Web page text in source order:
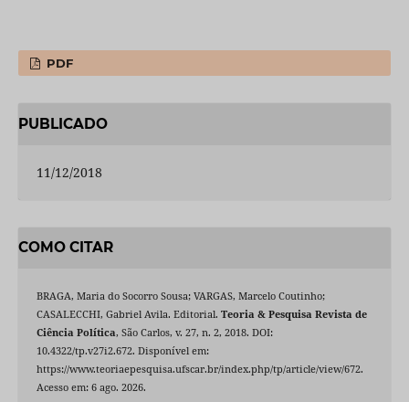
PDF
PUBLICADO
11/12/2018
COMO CITAR
BRAGA, Maria do Socorro Sousa; VARGAS, Marcelo Coutinho;
CASALECCHI, Gabriel Avila. Editorial. Teoria & Pesquisa Revista de
Ciência Política, São Carlos, v. 27, n. 2, 2018. DOI:
10.4322/tp.v27i2.672. Disponível em:
https://www.teoriaepesquisa.ufscar.br/index.php/tp/article/view/672.
Acesso em: 6 ago. 2026.